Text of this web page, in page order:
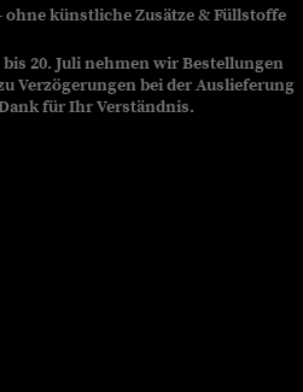
ohne künstliche Zusätze & Füllstoffe
20. Juli nehmen wir Bestellungen
Verzögerungen bei der Auslieferung
für Ihr Verständnis.